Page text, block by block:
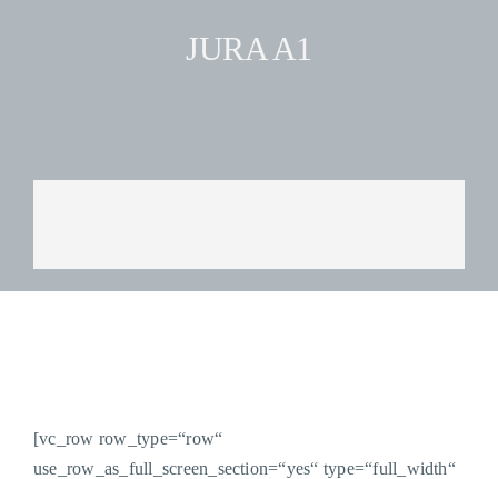
JURA A1
[vc_row row_type=“row“
use_row_as_full_screen_section=“yes“ type=“full_width“